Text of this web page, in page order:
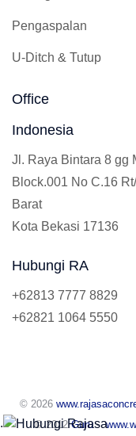
Pengaspalan
U-Ditch & Tutup
Office
Indonesia
Jl. Raya Bintara 8 gg
Block.001 No C.16
Barat
Kota Bekasi 17136
Hubungi RA
+62813 7777 8829
+62821 1064 5550
© 2026
© 2012Guru-
.